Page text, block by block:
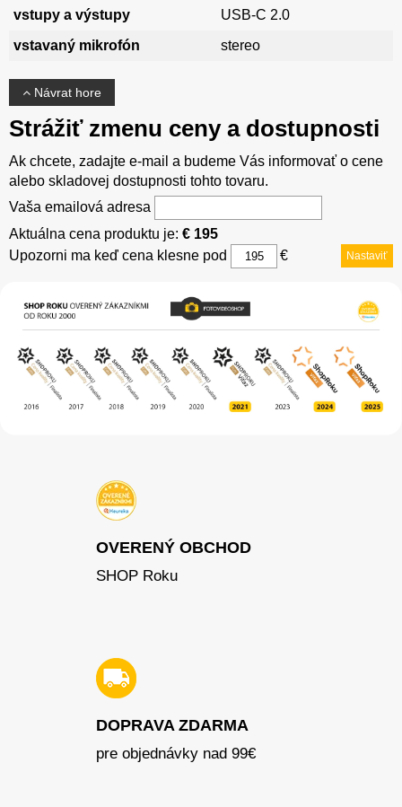
vstupy a výstupy
USB-C 2.0
vstavaný mikrofón
stereo
Návrat hore
Strážiť zmenu ceny a dostupnosti
Ak chcete, zadajte e-mail a budeme Vás informovať o cene
alebo skladovej dostupnosti tohto tovaru.
Vaša emailová adresa
Aktuálna cena produktu je: € 195
Upozorni ma keď cena klesne pod
€ Nastaviť
OVERENÝ OBCHOD
SHOP Roku
DOPRAVA ZDARMA
pre objednávky nad 99€